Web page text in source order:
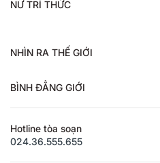
NỮ TRÍ THỨC
NHÌN RA THẾ GIỚI
BÌNH ĐẲNG GIỚI
Hotline tòa soạn
024.36.555.655